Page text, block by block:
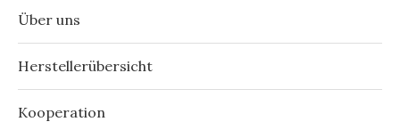
Über uns
Herstellerübersicht
Kooperation